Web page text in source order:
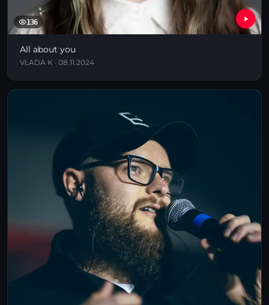
136
All about you
VLADA K · 08.11.2024